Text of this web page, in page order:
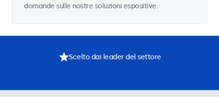
domande sulle nostre soluzioni espositive.
Scelto dai leader del settore